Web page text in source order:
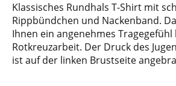
Klassisches Rundhals T-Shirt mit
Rippbündchen und Nackenband.
Ihnen ein angenehmes
Rotkreuzarbeit. Der Druck des
ist auf der linken Brustseite